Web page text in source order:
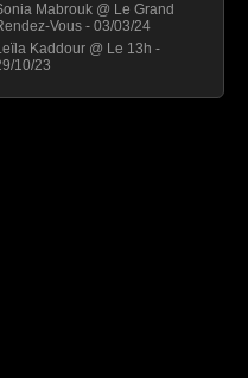
Mabrouk @ Le Grand
Vous - 03/03/24
Kaddour @ Le 13h -
10/23